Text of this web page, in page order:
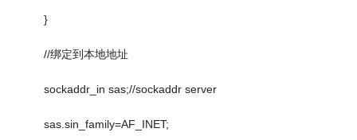
}
//绑定到本地地址
sockaddr_in sas;//sockaddr server
sas.sin_family=AF_INET;